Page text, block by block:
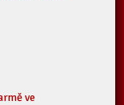
ve